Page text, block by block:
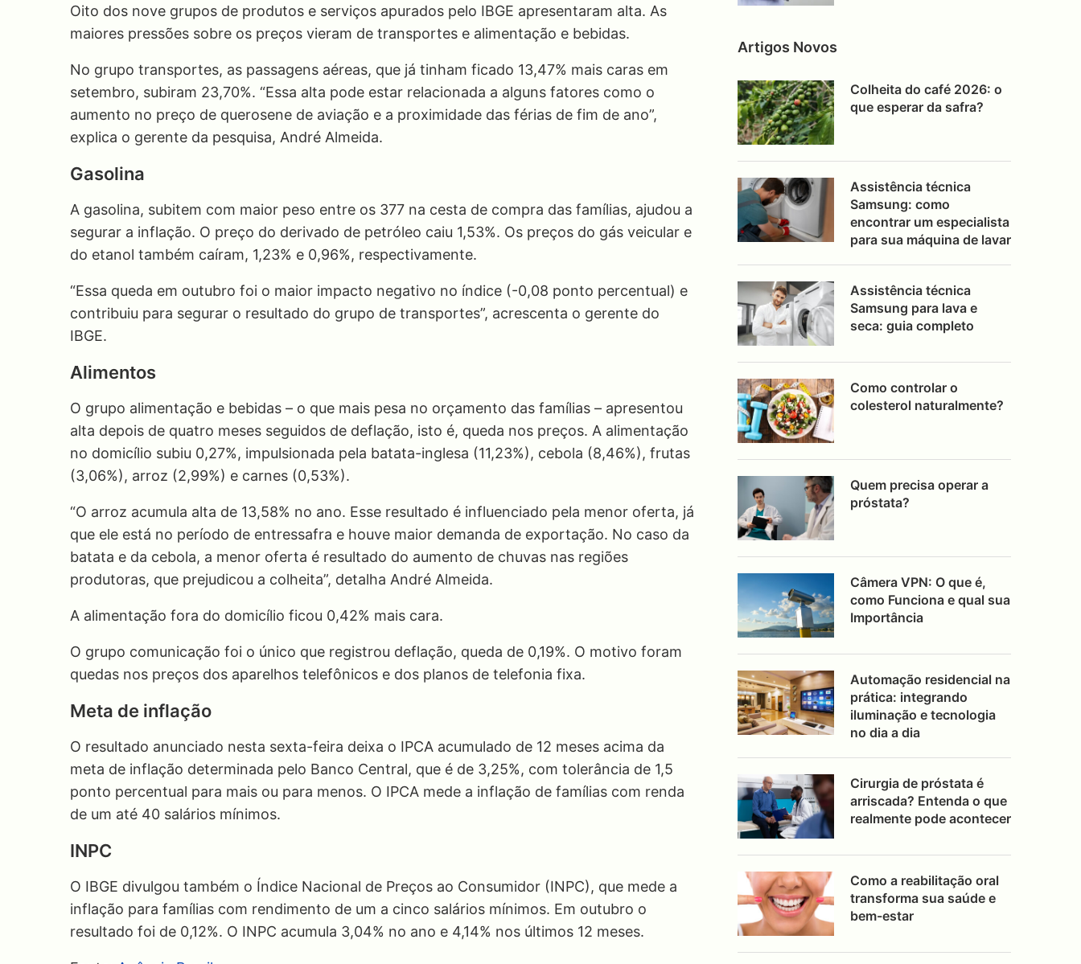
Oito dos nove grupos de produtos e serviços apurados pelo IBGE apresentaram alta. As
maiores pressões sobre os preços vieram de transportes e alimentação e bebidas.
No grupo transportes, as passagens aéreas, que já tinham ficado 13,47% mais caras em
setembro, subiram 23,70%. “Essa alta pode estar relacionada a alguns fatores como o
aumento no preço de querosene de aviação e a proximidade das férias de fim de ano”,
explica o gerente da pesquisa, André Almeida.
Gasolina
A gasolina, subitem com maior peso entre os 377 na cesta de compra das famílias, ajudou a
segurar a inflação. O preço do derivado de petróleo caiu 1,53%. Os preços do gás veicular e
do etanol também caíram, 1,23% e 0,96%, respectivamente.
“Essa queda em outubro foi o maior impacto negativo no índice (-0,08 ponto percentual) e
contribuiu para segurar o resultado do grupo de transportes”, acrescenta o gerente do
IBGE.
Alimentos
O grupo alimentação e bebidas – o que mais pesa no orçamento das famílias – apresentou
alta depois de quatro meses seguidos de deflação, isto é, queda nos preços. A alimentação
no domicílio subiu 0,27%, impulsionada pela batata-inglesa (11,23%), cebola (8,46%), frutas
(3,06%), arroz (2,99%) e carnes (0,53%).
“O arroz acumula alta de 13,58% no ano. Esse resultado é influenciado pela menor oferta, já
que ele está no período de entressafra e houve maior demanda de exportação. No caso da
batata e da cebola, a menor oferta é resultado do aumento de chuvas nas regiões
produtoras, que prejudicou a colheita”, detalha André Almeida.
A alimentação fora do domicílio ficou 0,42% mais cara.
O grupo comunicação foi o único que registrou deflação, queda de 0,19%. O motivo foram
quedas nos preços dos aparelhos telefônicos e dos planos de telefonia fixa.
Meta de inflação
O resultado anunciado nesta sexta-feira deixa o IPCA acumulado de 12 meses acima da
meta de inflação determinada pelo Banco Central, que é de 3,25%, com tolerância de 1,5
ponto percentual para mais ou para menos. O IPCA mede a inflação de famílias com renda
de um até 40 salários mínimos.
INPC
O IBGE divulgou também o Índice Nacional de Preços ao Consumidor (INPC), que mede a
inflação para famílias com rendimento de um a cinco salários mínimos. Em outubro o
resultado foi de 0,12%. O INPC acumula 3,04% no ano e 4,14% nos últimos 12 meses.
Artigos Novos
Colheita do café 2026: o
que esperar da safra?
Assistência técnica
Samsung: como
encontrar um especialista
para sua máquina de lavar
Assistência técnica
Samsung para lava e
seca: guia completo
Como controlar o
colesterol naturalmente?
Quem precisa operar a
próstata?
Câmera VPN: O que é,
como Funciona e qual sua
Importância
Automação residencial na
prática: integrando
iluminação e tecnologia
no dia a dia
Cirurgia de próstata é
arriscada? Entenda o que
realmente pode acontecer
Como a reabilitação oral
transforma sua saúde e
bem-estar